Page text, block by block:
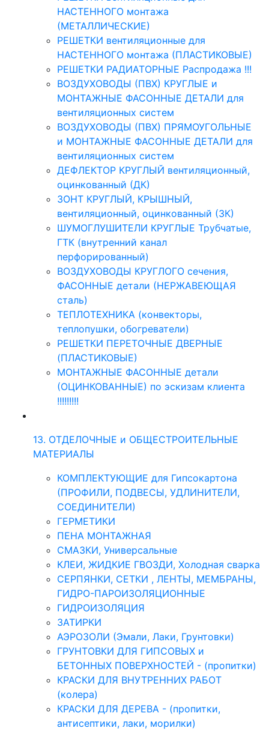
НАСТЕННОГО монтажа
(МЕТАЛЛИЧЕСКИЕ)
РЕШЕТКИ вентиляционные для
НАСТЕННОГО монтажа (ПЛАСТИКОВЫЕ)
РЕШЕТКИ РАДИАТОРНЫЕ Распродажа !!!
ВОЗДУХОВОДЫ (ПВХ) КРУГЛЫЕ и
МОНТАЖНЫЕ ФАСОННЫЕ ДЕТАЛИ для
вентиляционных систем
ВОЗДУХОВОДЫ (ПВХ) ПРЯМОУГОЛЬНЫЕ
и МОНТАЖНЫЕ ФАСОННЫЕ ДЕТАЛИ для
вентиляционных систем
ДЕФЛЕКТОР КРУГЛЫЙ вентиляционный,
оцинкованный (ДК)
ЗОНТ КРУГЛЫЙ, КРЫШНЫЙ,
вентиляционный, оцинкованный (ЗК)
ШУМОГЛУШИТЕЛИ КРУГЛЫЕ Трубчатые,
ГТК (внутренний канал
перфорированный)
ВОЗДУХОВОДЫ КРУГЛОГО сечения,
ФАСОННЫЕ детали (НЕРЖАВЕЮЩАЯ
сталь)
ТЕПЛОТЕХНИКА (конвекторы,
теплопушки, обогреватели)
РЕШЕТКИ ПЕРЕТОЧНЫЕ ДВЕРНЫЕ
(ПЛАСТИКОВЫЕ)
МОНТАЖНЫЕ ФАСОННЫЕ детали
(ОЦИНКОВАННЫЕ) по эскизам клиента
!!!!!!!!!
13. ОТДЕЛОЧНЫЕ и ОБЩЕСТРОИТЕЛЬНЫЕ
МАТЕРИАЛЫ
КОМПЛЕКТУЮЩИЕ для Гипсокартона
(ПРОФИЛИ, ПОДВЕСЫ, УДЛИНИТЕЛИ,
СОЕДИНИТЕЛИ)
ГЕРМЕТИКИ
ПЕНА МОНТАЖНАЯ
СМАЗКИ, Универсальные
КЛЕИ, ЖИДКИЕ ГВОЗДИ, Холодная сварка
СЕРПЯНКИ, СЕТКИ , ЛЕНТЫ, МЕМБРАНЫ,
ГИДРО-ПАРОИЗОЛЯЦИОННЫЕ
ГИДРОИЗОЛЯЦИЯ
ЗАТИРКИ
АЭРОЗОЛИ (Эмали, Лаки, Грунтовки)
ГРУНТОВКИ ДЛЯ ГИПСОВЫХ и
БЕТОННЫХ ПОВЕРХНОСТЕЙ - (пропитки)
КРАСКИ ДЛЯ ВНУТРЕННИХ РАБОТ
(колера)
КРАСКИ ДЛЯ ДЕРЕВА - (пропитки,
антисептики, лаки, морилки)